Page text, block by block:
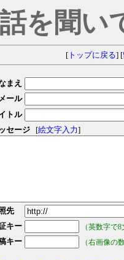
話を聞い
[トップに戻る] [
まえ
ール
トル
セージ
[絵文字入力]
先
キー
（英数字で
キー （右画像の